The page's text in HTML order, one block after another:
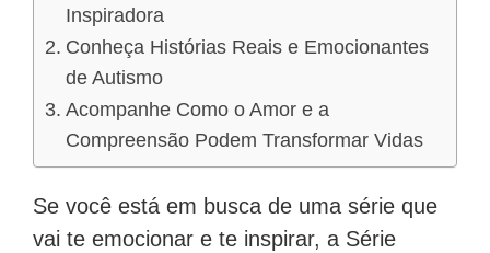
Inspiradora
Conheça Histórias Reais e Emocionantes
de Autismo
Acompanhe Como o Amor e a
Compreensão Podem Transformar Vidas
Se você está em busca de uma série que
vai te emocionar e te inspirar, a Série